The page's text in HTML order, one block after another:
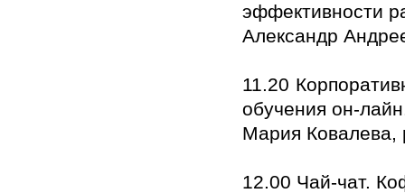
эффективности
Александр
11.20
обучения он-
Мария Ковалева,
12.00 Чай-чат.